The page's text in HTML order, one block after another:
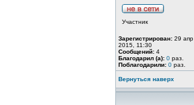
Участник
Зарегистрирован: 29 апр
2015, 11:30
Сообщений: 4
Благодарил (а): 0 раз.
Поблагодарили: 0 раз.
Вернуться наверх